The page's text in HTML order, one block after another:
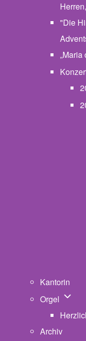
"Die
Kantorin
Orgel
Archiv